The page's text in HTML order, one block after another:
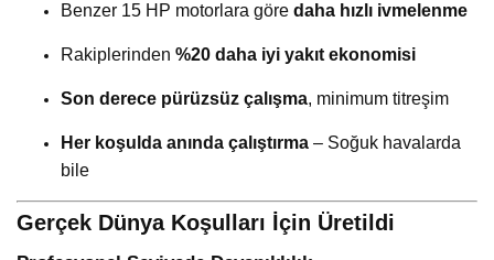
Benzer 15 HP motorlara göre daha hızlı ivmelenme
Rakiplerinden %20 daha iyi yakıt ekonomisi
Son derece pürüzsüz çalışma, minimum titreşim
Her koşulda anında çalıştırma – Soğuk havalarda
bile
Gerçek Dünya Koşulları İçin Üretildi